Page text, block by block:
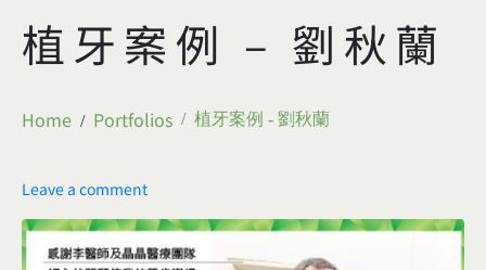
植牙案例 – 劉秋蘭
Home Portfolios 植牙案例 - 劉秋蘭
Leave a comment